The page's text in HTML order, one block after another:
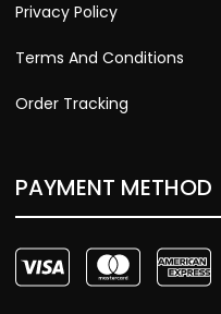
Privacy Policy
Terms And Conditions
Order Tracking
PAYMENT METHOD